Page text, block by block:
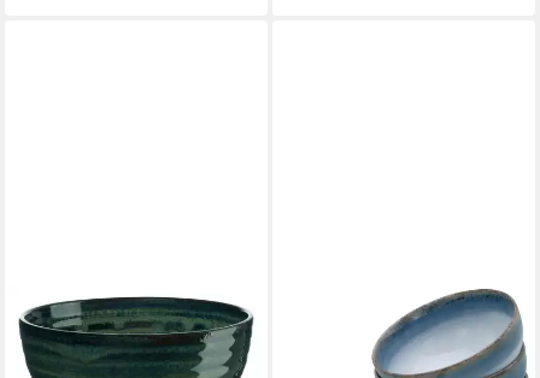
ASA SELECTION
Schale poké Fusion Bowl
ocean 14,5cm, Steinzeug,
Schale Cascade, Buddha Bowl
17,5 cm 4-tlg, Steinzeug, (Set,